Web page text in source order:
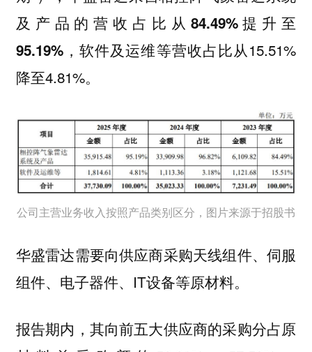
及产品的营收占比从84.49%提升至
95.19%，软件及运维等营收占比从15.51%
降至4.81%。
公司主营业务收入按照产品类别区分，图片来源于招股书
华盛雷达需要向供应商采购天线组件、伺服
组件、电子器件、IT设备等原材料。
报告期内，其向前五大供应商的采购分占原